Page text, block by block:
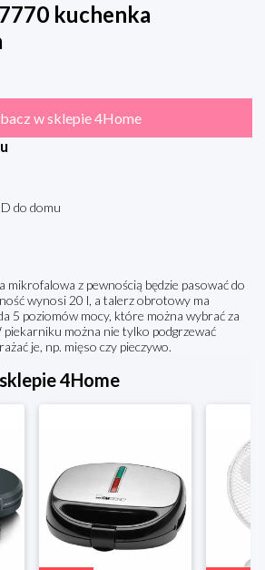
kuchenka
w sklepie 4Home
do domu
z pewnością będzie pasować do
wynosi 20 l, a talerz obrotowy ma
5 poziomów mocy, które można wybrać za
piekarniku można nie tylko podgrzewać
je, np. mięso czy pieczywo.
4Home